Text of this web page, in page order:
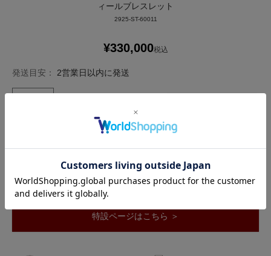
ィールブレスレット
2925-ST-60011
¥330,000税込
発送目安： 2営業日以内に発送
カートに入れる ＞
商品についてのお問い合わせ
特設ページはこちら ＞